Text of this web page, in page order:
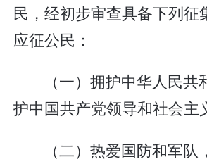
民，经初步审查具备下列征
应征公民：
（一）拥护中华人民
护中国共产党领导和社会主
（二）热爱国防和军队